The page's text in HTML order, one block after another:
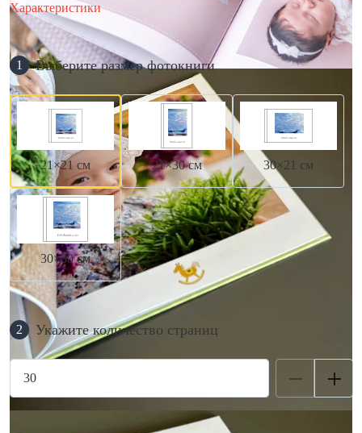
Характеристики
1 Выберите размер фотокниги
21×21 см 21×30 см 30×21 см
30×30 см
2 Укажите количество страниц